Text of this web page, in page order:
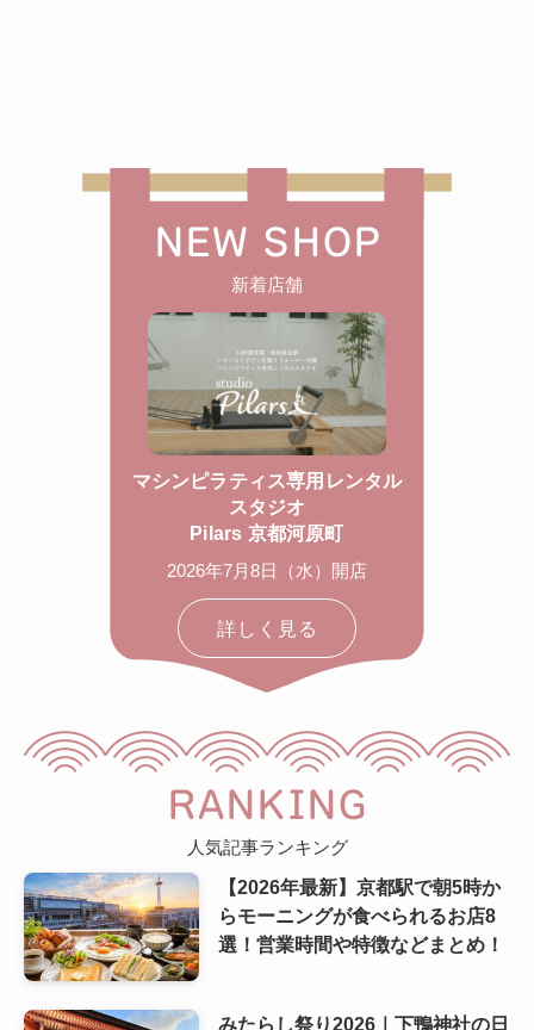
NEW SHOP
新着店舗
マシンピラティス専用レンタル
スタジオ
Pilars 京都河原町
2026年7月8日（水）開店
詳しく見る
RANKING
人気記事ランキング
【2026年最新】京都駅で朝5時か
らモーニングが食べられるお店8
選！営業時間や特徴などまとめ！
みたらし祭り2026｜下鴨神社の日